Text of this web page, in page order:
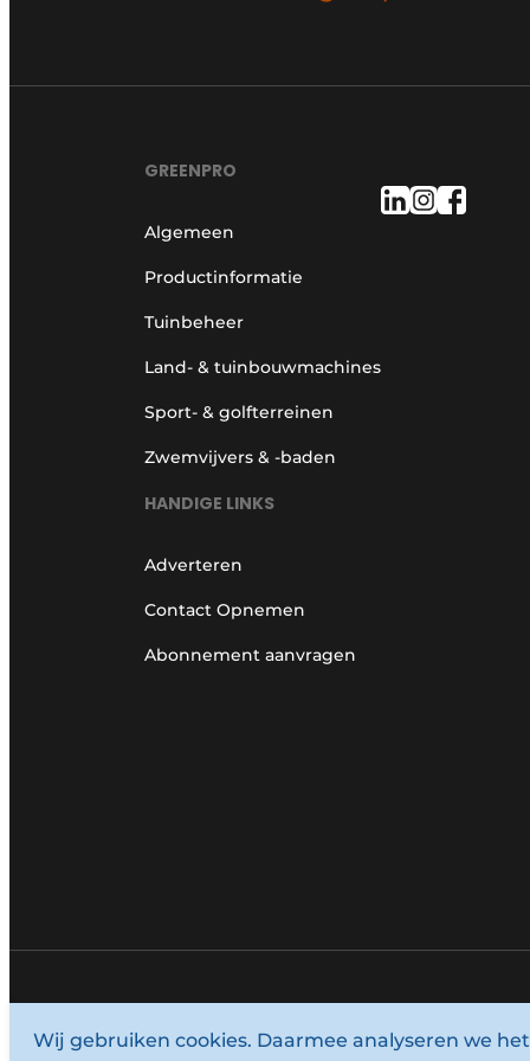
GREENPRO
Algemeen
Productinformatie
Tuinbeheer
Land- & tuinbouwmachines
Sport- & golfterreinen
Zwemvijvers & -baden
HANDIGE LINKS
Adverteren
Contact Opnemen
Abonnement aanvragen
© 1987 - 2026 Louwersmediagroep.
Wij gebruiken cookies. Daarmee analyseren we